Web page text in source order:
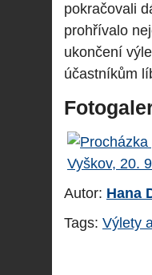
pokračovali
prohřívalo
ukončení
účastníkům
Autor: Hana
Tags: Výlety